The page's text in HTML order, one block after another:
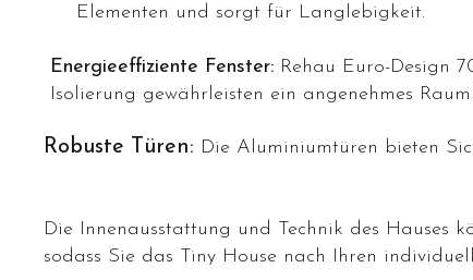
Elementen und sorgt für Langlebigkeit.
Energieeffiziente Fenster: Rehau Euro-
Isolierung gewährleisten ein angenehmes
Robuste Türen: Die Aluminiumtüren bieten
Die Innenausstattung und Technik des Hauses
sodass Sie das Tiny House nach Ihren